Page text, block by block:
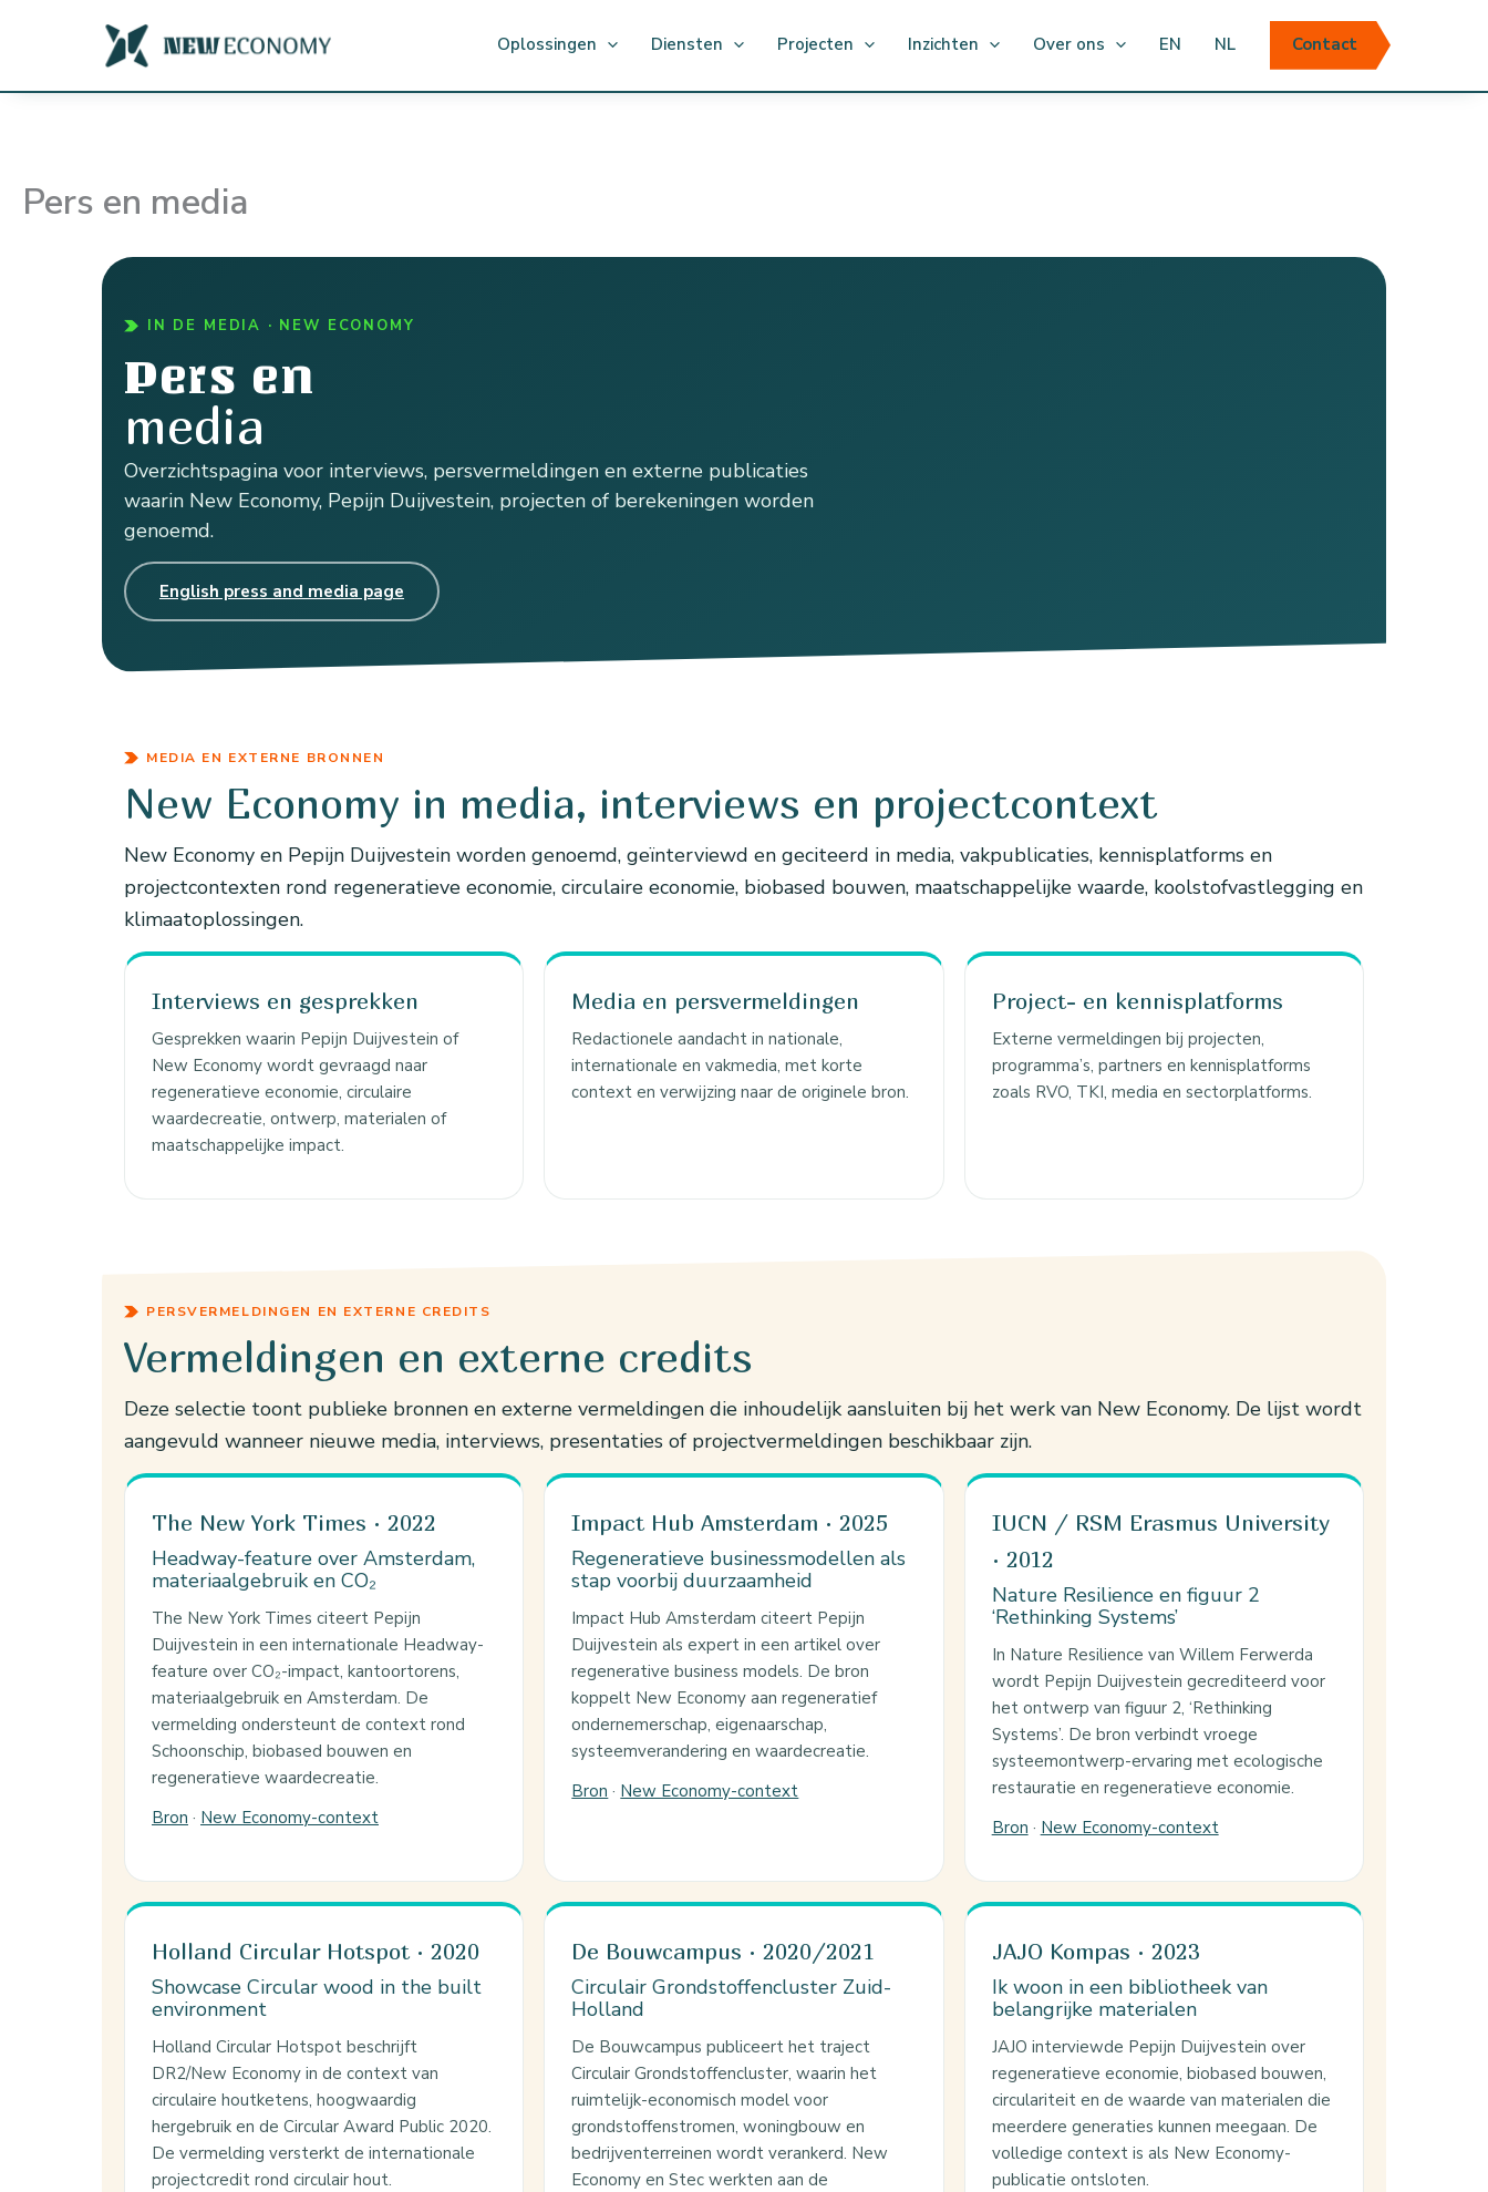
de
Oplossingen Diensten Projecten Inzichten Over ons EN NL Contact
Pers en media
IN DE MEDIA · NEW ECONOMY
Pers en
media
Overzichtspagina voor interviews, persvermeldingen en externe publicaties
waarin New Economy, Pepijn Duijvestein, projecten of berekeningen worden
genoemd.
English press and media page
MEDIA EN EXTERNE BRONNEN
New Economy in media, interviews en projectcontext
New Economy en Pepijn Duijvestein worden genoemd, geïnterviewd en geciteerd in media, vakpublicaties, kennisplatforms en
projectcontexten rond regeneratieve economie, circulaire economie, biobased bouwen, maatschappelijke waarde, koolstofvastlegging en
klimaatoplossingen.
Interviews en gesprekken
Gesprekken waarin Pepijn Duijvestein of
New Economy wordt gevraagd naar
regeneratieve economie, circulaire
waardecreatie, ontwerp, materialen of
maatschappelijke impact.
Media en persvermeldingen
Redactionele aandacht in nationale,
internationale en vakmedia, met korte
context en verwijzing naar de originele bron.
Project- en kennisplatforms
Externe vermeldingen bij projecten,
programma’s, partners en kennisplatforms
zoals RVO, TKI, media en sectorplatforms.
PERSVERMELDINGEN EN EXTERNE CREDITS
Vermeldingen en externe credits
Deze selectie toont publieke bronnen en externe vermeldingen die inhoudelijk aansluiten bij het werk van New Economy. De lijst wordt
aangevuld wanneer nieuwe media, interviews, presentaties of projectvermeldingen beschikbaar zijn.
The New York Times · 2022
Headway-feature over Amsterdam,
materiaalgebruik en CO₂
The New York Times citeert Pepijn
Duijvestein in een internationale Headway-
feature over CO₂-impact, kantoortorens,
materiaalgebruik en Amsterdam. De
vermelding ondersteunt de context rond
Schoonschip, biobased bouwen en
regeneratieve waardecreatie.
Bron · New Economy-context
Impact Hub Amsterdam · 2025
Regeneratieve businessmodellen als
stap voorbij duurzaamheid
Impact Hub Amsterdam citeert Pepijn
Duijvestein als expert in een artikel over
regenerative business models. De bron
koppelt New Economy aan regeneratief
ondernemerschap, eigenaarschap,
systeemverandering en waardecreatie.
Bron · New Economy-context
IUCN / RSM Erasmus University
· 2012
Nature Resilience en figuur 2
‘Rethinking Systems’
In Nature Resilience van Willem Ferwerda
wordt Pepijn Duijvestein gecrediteerd voor
het ontwerp van figuur 2, ‘Rethinking
Systems’. De bron verbindt vroege
systeemontwerp-ervaring met ecologische
restauratie en regeneratieve economie.
Bron · New Economy-context
Holland Circular Hotspot · 2020
Showcase Circular wood in the built
environment
Holland Circular Hotspot beschrijft
DR2/New Economy in de context van
circulaire houtketens, hoogwaardig
hergebruik en de Circular Award Public 2020.
De vermelding versterkt de internationale
projectcredit rond circulair hout.
De Bouwcampus · 2020/2021
Circulair Grondstoffencluster Zuid-
Holland
De Bouwcampus publiceert het traject
Circulair Grondstoffencluster, waarin het
ruimtelijk-economisch model voor
grondstoffenstromen, woningbouw en
bedrijventerreinen wordt verankerd. New
Economy en Stec werkten aan de
JAJO Kompas · 2023
Ik woon in een bibliotheek van
belangrijke materialen
JAJO interviewde Pepijn Duijvestein over
regeneratieve economie, biobased bouwen,
circulariteit en de waarde van materialen die
meerdere generaties kunnen meegaan. De
volledige context is als New Economy-
publicatie ontsloten.